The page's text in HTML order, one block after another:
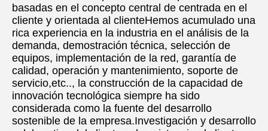
basadas en el concepto central de centrada en el
cliente y orientada al clienteHemos acumulado una
rica experiencia en la industria en el análisis de la
demanda, demostración técnica, selección de
equipos, implementación de la red, garantía de
calidad, operación y mantenimiento, soporte de
servicio,etc.., la construcción de la capacidad de
innovación tecnológica siempre ha sido
considerada como la fuente del desarrollo
sostenible de la empresa.Investigación y desarrollo